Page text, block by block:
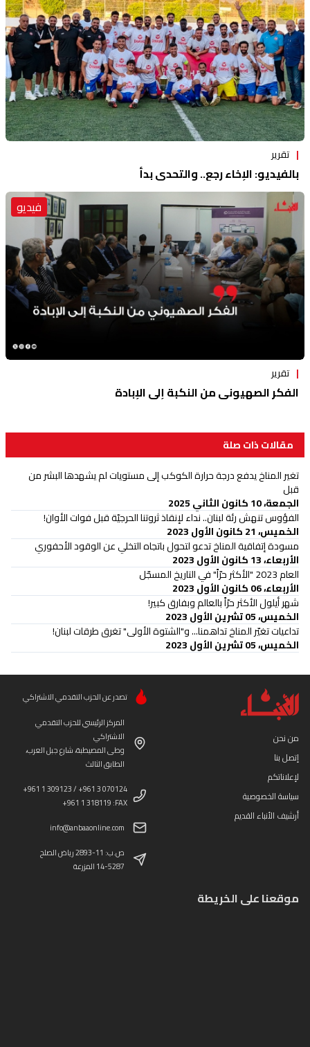
تقرير
بالفيديو: الإخاء رجع.. والتحدي بدأ
فيديو
تقرير
الفكر الصهيوني من النكبة إلى الإبادة
مقالات ذات صلة
تغير المناخ يدفع درجة حرارة الكوكب إلى مستويات لم يشهدها البشر من
قبل
الجمعة، 10 كانون الثاني 2025
الفؤوس تنهش رئة لبنان.. نداء لإنقاذ ثروتنا الحرجيّة قبل فوات الأوان!
الخميس، 21 كانون الأول 2023
مسودة إتفاقية المناخ تدعو لتحول باتجاه التخلي عن الوقود الأحفوري
الأربعاء، 13 كانون الأول 2023
العام 2023 "الأكثر حرّاً" في التاريخ المسجّل
الأربعاء، 06 كانون الأول 2023
شهر أيلول الأكثر حرّاً بالعالم وبفارق كبير!
الخميس، 05 تشرين الأول 2023
تداعيات تغيّر المناخ تداهمنا... و"الشتوة الأولى" تغرق طرقات لبنان!
الخميس، 05 تشرين الأول 2023
من نحن
إتصل بنا
لإعلاناتكم
سياسة الخصوصية
أرشيف الأنباء القديم
تصدر عن الحزب التقدمي الاشتراكي
المركز الرئيسي للحزب التقدمي
الاشتراكي
وطى المصيطبة، شارع جبل العرب،
الطابق الثالث
+961 1 309123 / +961 3 070124
+961 1 318119 :FAX
info@anbaaonline.com
ص.ب: 11-2893 رياض الصلح
14-5287 المزرعة
موقعنا على الخريطة